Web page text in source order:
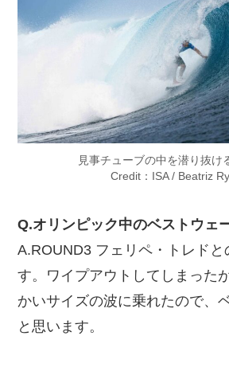
見事チューブの中を潜り抜け
Credit：ISA / Beatriz
Q.オリンピック中のベストウェ
A.ROUND3 フェリペ・トレド
す。ワイプアウトしてしまった
かいサイズの波に乗れたので、
と思います。